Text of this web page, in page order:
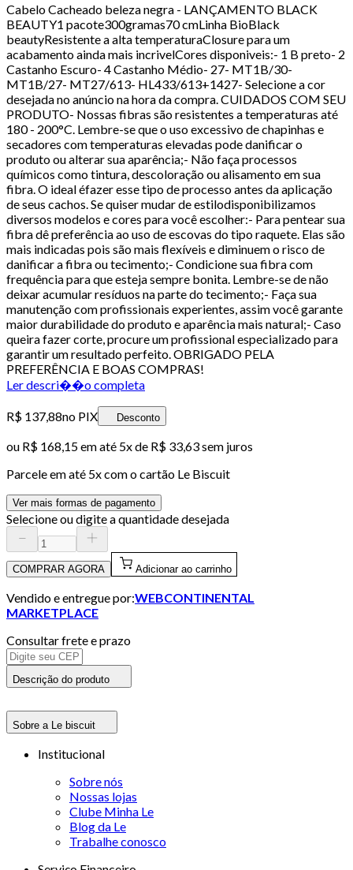
Cabelo Cacheado beleza negra - LANÇAMENTO BLACK
BEAUTY1 pacote300gramas70 cmLinha BioBlack
beautyResistente a alta temperaturaClosure para um
acabamento ainda mais incrivelCores disponiveis:- 1 B preto- 2
Castanho Escuro- 4 Castanho Médio- 27- MT1B/30-
MT1B/27- MT27/613- HL433/613+1427- Selecione a cor
desejada no anúncio na hora da compra. CUIDADOS COM SEU
PRODUTO- Nossas fibras são resistentes a temperaturas até
180 - 200°C. Lembre-se que o uso excessivo de chapinhas e
secadores com temperaturas elevadas pode danificar o
produto ou alterar sua aparência;- Não faça processos
químicos como tintura, descoloração ou alisamento em sua
fibra. O ideal éfazer esse tipo de processo antes da aplicação
de seus cachos. Se quiser mudar de estilodisponibilizamos
diversos modelos e cores para você escolher:- Para pentear sua
fibra dê preferência ao uso de escovas do tipo raquete. Elas são
mais indicadas pois são mais flexíveis e diminuem o risco de
danificar a fibra ou tecimento;- Condicione sua fibra com
frequência para que esteja sempre bonita. Lembre-se de não
deixar acumular resíduos na parte do tecimento;- Faça sua
manutenção com profissionais experientes, assim você garante
maior durabilidade do produto e aparência mais natural;- Caso
queira fazer corte, procure um profissional especializado para
garantir um resultado perfeito. OBRIGADO PELA
PREFERÊNCIA E BOAS COMPRAS!
Ler descri��o completa
R$ 137,88no PIX Desconto
ou R$ 168,15em até 5x de R$ 33,63 sem juros
Parcele em até 5x com o cartão Le Biscuit
Ver mais formas de pagamento
Selecione ou digite a quantidade desejada
COMPRAR AGORA Adicionar ao carrinho
Vendido e entregue por:WEBCONTINENTAL
MARKETPLACE
Consultar frete e prazo
Descrição do produto
Sobre a Le biscuit
Institucional
Sobre nós
Nossas lojas
Clube Minha Le
Blog da Le
Trabalhe conosco